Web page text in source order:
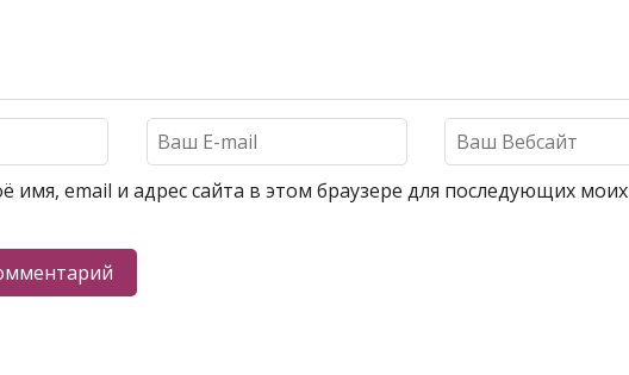
имя, email и адрес сайта в этом браузере для последующих моих